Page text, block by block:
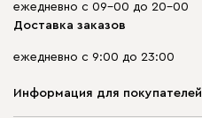
ежедневно с 09-00 до 20-00
Доставка заказов
ежедневно с 9:00 до 23:00
Информация для покупателей